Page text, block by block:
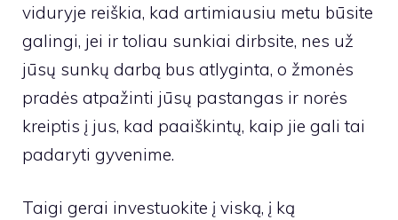
viduryje reiškia, kad artimiausiu metu būsite
galingi, jei ir toliau sunkiai dirbsite, nes už
jūsų sunkų darbą bus atlyginta, o žmonės
pradės atpažinti jūsų pastangas ir norės
kreiptis į jus, kad paaiškintų, kaip jie gali tai
padaryti gyvenime.
Taigi gerai investuokite į viską, į ką